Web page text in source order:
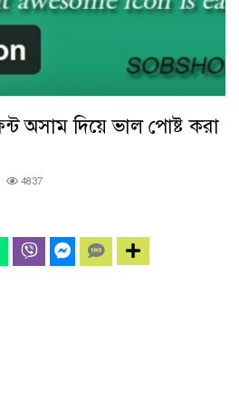
অসাম দিয়ে ভাল পোষ্ট করা
4837